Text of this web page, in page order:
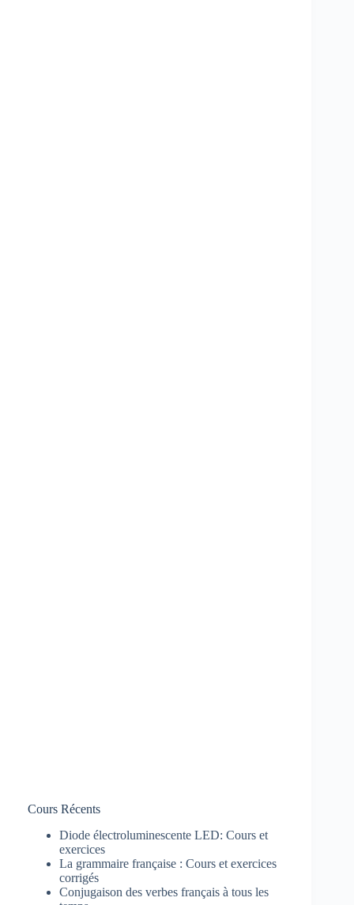
Cours Récents
Diode électroluminescente LED: Cours et
exercices
La grammaire française : Cours et exercices
corrigés
Conjugaison des verbes français à tous les